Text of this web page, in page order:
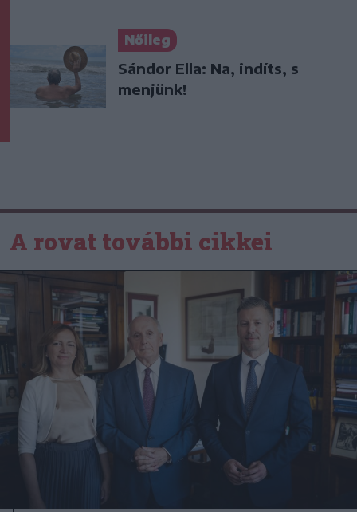
Nőileg
Sándor Ella: Na, indíts, s
menjünk!
A rovat további cikkei